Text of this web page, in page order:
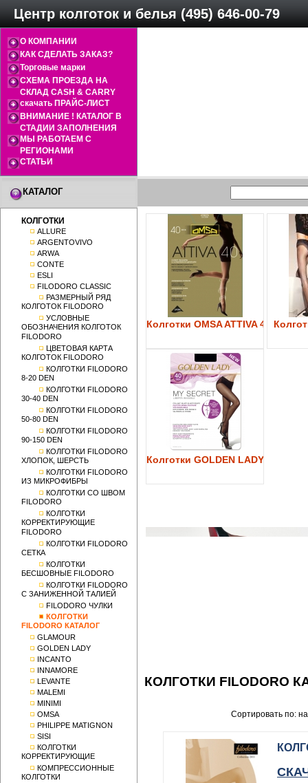
Центр колготок и белья (495) 646-00-79
О КОМПАНИИ
КАК СДЕЛАТЬ ЗАКАЗ?
Торговые марки
СХЕМА ПРОЕЗДА НА
СКЛАД CASH & CARRY
скачать ПРАЙС-ЛИСТ
ВНИМАНИЕ ! КАТАЛОГ В
СТАДИИ ЗАПОЛНЕНИЯ
МЫ РАБОТАЕМ С
РЕГИОНАМИ
СТАТЬИ
КАТАЛОГ
КОЛГОТКИ
ALLURE
ARGENTOVIVO
ARWA
CONTE
ESLI
FILODORO CLASSIC
РАЗМЕРНЫЙ РЯД
КОЛГОТОК FILODORO
УСЛОВНЫЕ
ОБОЗНАЧЕНИЯ КОЛГОТОК
FILODORO
ЦВЕТОВАЯ КАРТА
КОЛГОТОК FILODORO
КОЛГОТКИ FILODORO
8-20 DEN
КОЛГОТКИ FILODORO
30-40 DEN
КОЛГОТКИ FILODORO
50-80 DEN
КОЛГОТКИ FILODORO
90-150 DEN
КОЛГОТКИ FILODORO
ХЛОПОК, ШЕРСТЬ
КОЛГОТКИ FILODORO
ИЗ МИКРОФИБРЫ
КОЛГОТКИ СО ШВОМ
FILODORO
КОЛГОТКИ
КОРРЕКТИРУЮЩИЕ
FILODORO
КОЛГОТКИ FILODORO
СЕТКА
КОЛГОТКИ
БЕСШОВНЫЕ FILODORO
КОЛГОТКИ FILODORO
С ЗАНИЖЕННОЙ ТАЛИЕЙ
FILODORO ЧУЛКИ
КОЛГОТКИ
FILODORO КАТАЛОГ
GLAMOUR
GOLDEN LADY
INCANTO
INNAMORE
LEVANTE
MALEMI
MINIMI
OMSA
PHILIPPE MATIGNON
SISI
КОЛГОТКИ
КОРРЕКТИРУЮЩИЕ
КОМПРЕССИОННЫЕ
КОЛГОТКИ
Колготки OMSA ATTIVA 40
Колготки GOLDEN LADY My
КОЛГОТКИ FILODORO
Сортировать по: